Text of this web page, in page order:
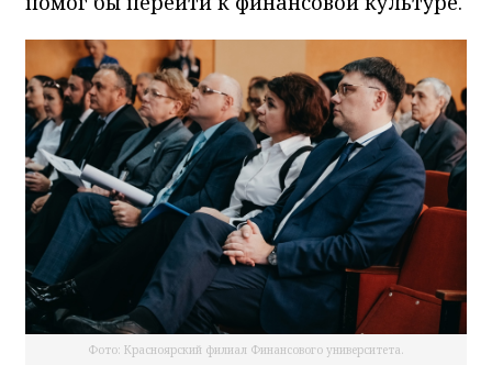
Фото: Красноярский филиал Финансового университета.